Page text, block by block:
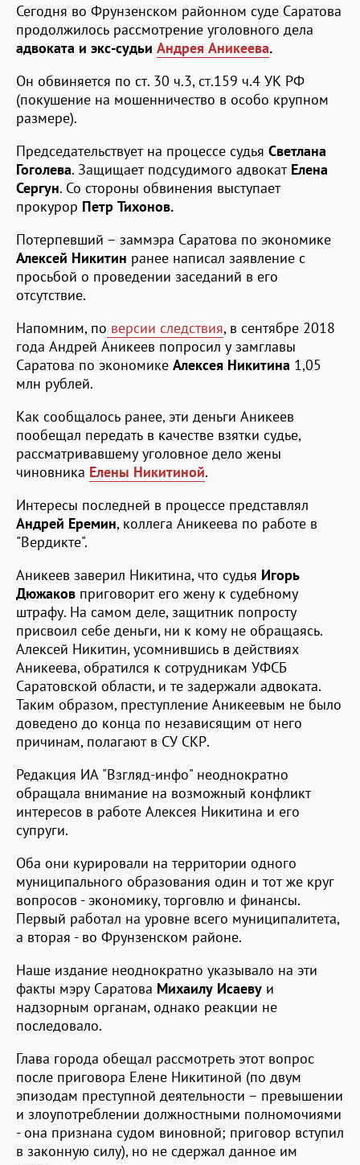
Сегодня во Фрунзенском районном суде Саратова
продолжилось рассмотрение уголовного дела
адвоката и экс-судьи Андрея Аникеева.
Он обвиняется по ст. 30 ч.3, ст.159 ч.4 УК РФ
(покушение на мошенничество в особо крупном
размере).
Председательствует на процессе судья Светлана
Гоголева. Защищает подсудимого адвокат Елена
Сергун. Со стороны обвинения выступает
прокурор Петр Тихонов.
Потерпевший – заммэра Саратова по экономике
Алексей Никитин ранее написал заявление с
просьбой о проведении заседаний в его
отсутствие.
Напомним, по версии следствия, в сентябре 2018
года Андрей Аникеев попросил у замглавы
Саратова по экономике Алексея Никитина 1,05
млн рублей.
Как сообщалось ранее, эти деньги Аникеев
пообещал передать в качестве взятки судье,
рассматривавшему уголовное дело жены
чиновника Елены Никитиной.
Интересы последней в процессе представлял
Андрей Еремин, коллега Аникеева по работе в
"Вердикте".
Аникеев заверил Никитина, что судья Игорь
Дюжаков приговорит его жену к судебному
штрафу. На самом деле, защитник попросту
присвоил себе деньги, ни к кому не обращаясь.
Алексей Никитин, усомнившись в действиях
Аникеева, обратился к сотрудникам УФСБ
Саратовской области, и те задержали адвоката.
Таким образом, преступление Аникеевым не было
доведено до конца по независящим от него
причинам, полагают в СУ СКР.
Редакция ИА "Взгляд-инфо" неоднократно
обращала внимание на возможный конфликт
интересов в работе Алексея Никитина и его
супруги.
Оба они курировали на территории одного
муниципального образования один и тот же круг
вопросов - экономику, торговлю и финансы.
Первый работал на уровне всего муниципалитета,
а вторая - во Фрунзенском районе.
Наше издание неоднократно указывало на эти
факты мэру Саратова Михаилу Исаеву и
надзорным органам, однако реакции не
последовало.
Глава города обещал рассмотреть этот вопрос
после приговора Елене Никитиной (по двум
эпизодам преступной деятельности – превышении
и злоупотреблении должностными полномочиями
- она признана судом виновной; приговор вступил
в законную силу), но не сдержал данное им